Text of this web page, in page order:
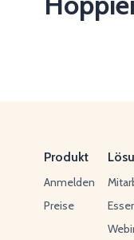
Produkt
Anmelden
Preise